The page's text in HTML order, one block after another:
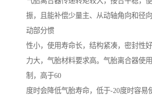
振，且能补偿少量主、从动轴角向和径
动部分惯
性小，使用寿命长，结构紧凑，密封性
力大，气胎材料要求高。气胎离合器使
制，高于60
度时会降低气胎寿命，低于-20度时容易